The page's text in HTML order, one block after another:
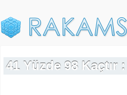
41 Yüzde 98 Kaçtır :